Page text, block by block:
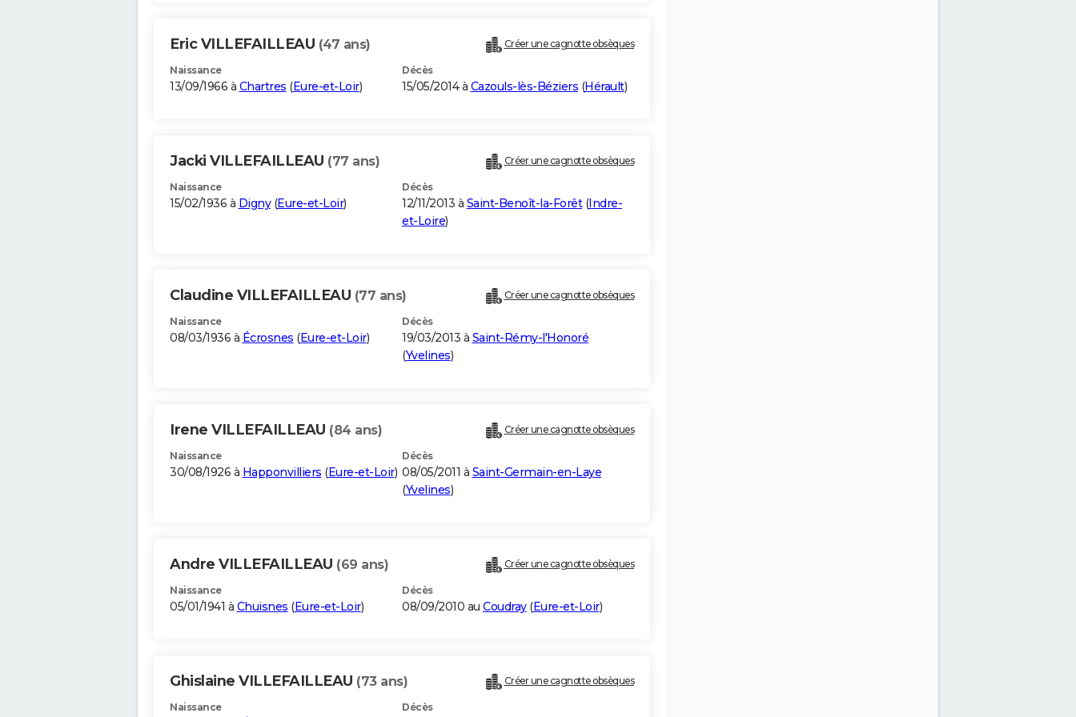
Eric VILLEFAILLEAU (47 ans) Créer une cagnotte obsèques
Naissance
13/09/1966 à Chartres (Eure-et-Loir)
Décès
15/05/2014 à Cazouls-lès-Béziers (Hérault)
Jacki VILLEFAILLEAU (77 ans) Créer une cagnotte obsèques
Naissance
15/02/1936 à Digny(Eure-et-Loir)
Décès
12/11/2013 à Saint-Benoît-la-Forêt(Indre-
et-Loire)
Claudine VILLEFAILLEAU (77 ans) Créer une cagnotte obsèques
Naissance
08/03/1936 à Écrosnes (Eure-et-Loir)
Décès
19/03/2013 à Saint-Rémy-l'Honoré
(Yvelines)
Irene VILLEFAILLEAU (84 ans) Créer une cagnotte obsèques
Naissance
30/08/1926 à Happonvilliers (Eure-et-Loir)
Décès
08/05/2011 à Saint-Germain-en-Laye
(Yvelines)
Andre VILLEFAILLEAU (69 ans) Créer une cagnotte obsèques
Naissance
05/01/1941 à Chuisnes (Eure-et-Loir)
Décès
08/09/2010 au Coudray(Eure-et-Loir)
Ghislaine VILLEFAILLEAU (73 ans) Créer une cagnotte obsèques
Naissance Décès